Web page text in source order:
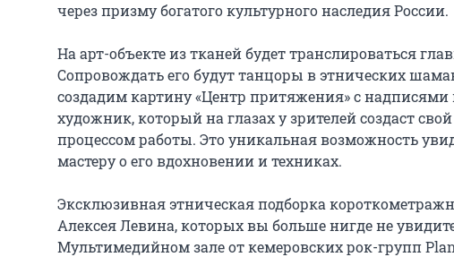
через призму богатого культурного наследия России.
На арт-объекте из тканей будет транслироваться
Сопровождать его будут танцоры в этнических
создадим картину «Центр притяжения» с
художник, который на глазах у зрителей создаст
процессом работы. Это уникальная возможность
мастеру о его вдохновении и техниках.
Эксклюзивная этническая подборка
Алексея Левина, которых вы больше нигде не
Мультимедийном зале от кемеровских рок-групп